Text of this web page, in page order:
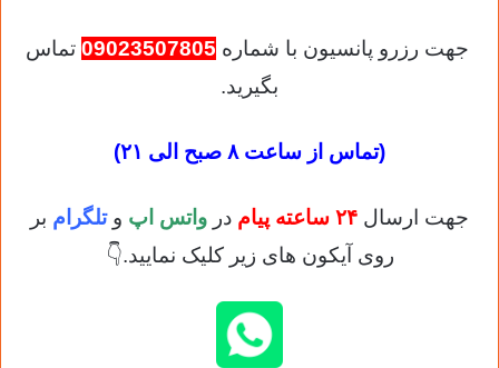
جهت رزرو پانسیون با شماره 09023507805 تماس
بگیرید.
(تماس از ساعت ۸ صبح الی ۲۱)
جهت ارسال ۲۴ ساعته پیام در واتس اپ وتلگرام بر
روی آیکون های زیر کلیک نمایید.👇